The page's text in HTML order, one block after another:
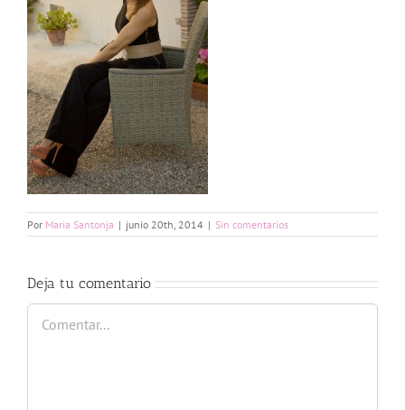
Por Maria Santonja | junio 20th, 2014 | Sin comentarios
Deja tu comentario
Comentar